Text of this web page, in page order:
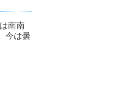
南南
今は曇